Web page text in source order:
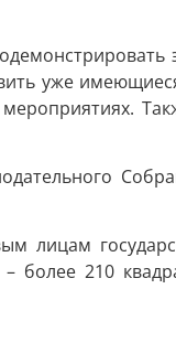
уже
лицам
более 210